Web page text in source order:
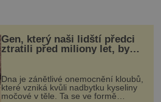
Gen, který naši lidští předci
ztratili před miliony let, by
mohl pomoci s léčbou
„nemoci králů“
Dna je zánětlivé onemocnění kloubů,
které vzniká kvůli nadbytku kyseliny
močové v těle. Ta se ve formě